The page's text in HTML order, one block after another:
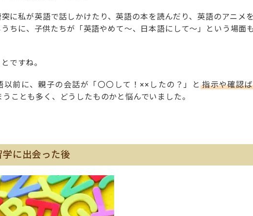
に私が英語で話しかけたり、英語の本を読んだり、英語のアニメ
ちに、子供たちが「英語やめて～、日本語にして～」という場面
ですね。
以前に、親子の会話が「〇〇して！××したの？」と指示や確認
ことも多く、どうしたものかと悩んでいました。
に出会った後